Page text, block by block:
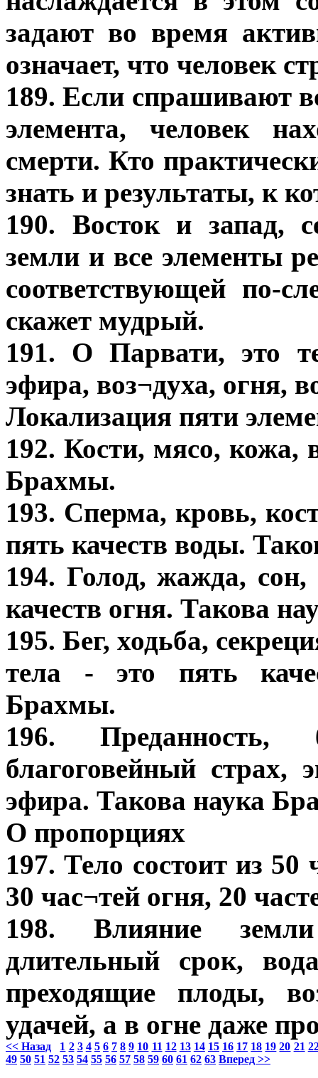
задают во время
означает, что человек
189. Если спрашивают
элемента, человек
смерти. Кто
знать и результаты, к
190. Восток и запад,
земли и все элементы
соответствующей по-
скажет мудрый.
191. О Парвати, это
эфира, воз¬духа, огня,
Локализация пяти
192. Кости, мясо, кожа,
Брахмы.
193. Сперма, кровь,
пять качеств воды.
194. Голод, жажда,
качеств огня. Такова
195. Бег, ходьба,
тела - это пять
Брахмы.
196. Преданность,
благоговейный страх,
эфира. Такова наука
О пропорциях
197. Тело состоит из
30 час¬тей огня, 20
198. Влияние
длительный срок,
преходящие плоды,
удачей, а в огне даже
<< Назад 1 2 3 4 5 6 7 8 9 10 11 12 13 14 15 16 17 18 19 20 21
49 50 51 52 53 54 55 56 57 58 59 60 61 62 63 Вперед >>